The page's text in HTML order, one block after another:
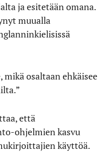
ja esitetään omana.
muualla
osaltaan ehkäisee
että
ohjelmien kasvu
käyttöä.